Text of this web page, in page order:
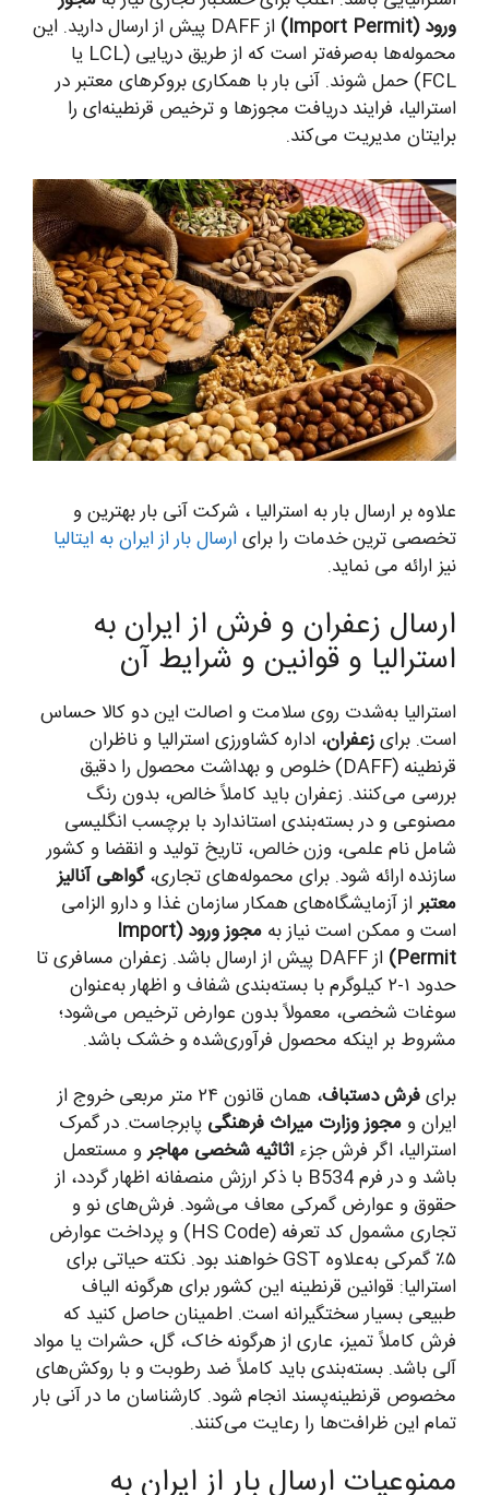
ورود (Import Permit)
از DAFF پیش از ارسال دارید. این
محموله‌ها به‌صرفه‌تر است که از طریق دریایی (LCL یا
FCL) حمل شوند. آنی بار با همکاری بروکرهای معتبر در
استرالیا، فرایند دریافت مجوزها و ترخیص قرنطینه‌ای را
برایتان مدیریت می‌کند.
علاوه بر ارسال بار به استرالیا ، شرکت آنی بار بهترین و
تخصصی ترین خدمات را برایارسال بار از ایران به ایتالیا
نیز ارائه می نماید.
ارسال زعفران و فرش از ایران به
استرالیا و قوانین و شرایط آن
استرالیا به‌شدت روی سلامت و اصالت این دو کالا حساس
است. برایزعفران، اداره کشاورزی استرالیا و ناظران
قرنطینه (DAFF) خلوص و بهداشت محصول را دقیق
بررسی می‌کنند. زعفران باید کاملاً خالص، بدون رنگ
مصنوعی و در بسته‌بندی استاندارد با برچسب انگلیسی
شامل نام علمی، وزن خالص، تاریخ تولید و انقضا و کشور
سازنده ارائه شود. برای محموله‌های تجاری،گواهی آنالیز
معتبراز آزمایشگاه‌های همکار سازمان غذا و دارو الزامی
است و ممکن است نیاز به
مجوز ورود (Import
Permit)
از DAFF پیش از ارسال باشد. زعفران مسافری تا
حدود ۱-۲ کیلوگرم با بسته‌بندی شفاف و اظهار به‌عنوان
سوغات شخصی، معمولاً بدون عوارض ترخیص می‌شود؛
مشروط بر اینکه محصول فرآوری‌شده و خشک باشد.
برایفرش دستباف
، همان قانون ۲۴ متر مربعی خروج از
ایران ومجوز وزارت میراث فرهنگی پابرجاست. در گمرک
استرالیا، اگر فرش جزء اثاثیه شخصی مهاجرو مستعمل
باشد و در فرم B534 با ذکر ارزش منصفانه اظهار گردد، از
حقوق و عوارض گمرکی معاف می‌شود. فرش‌های نو و
تجاری مشمول کد تعرفه (HS Code) و پرداخت عوارض
۵٪ گمرکی به‌علاوه GST خواهند بود. نکته حیاتی برای
استرالیا: قوانین قرنطینه این کشور برای هرگونه الیاف
طبیعی بسیار سختگیرانه است. اطمینان حاصل کنید که
فرش کاملاً تمیز، عاری از هرگونه خاک، گل، حشرات یا مواد
آلی باشد. بسته‌بندی باید کاملاً ضد رطوبت و با روکش‌های
مخصوص قرنطینه‌پسند انجام شود. کارشناسان ما در آنی بار
تمام این ظرافت‌ها را رعایت می‌کنند.
ممنوعیات ارسال بار از ایران به